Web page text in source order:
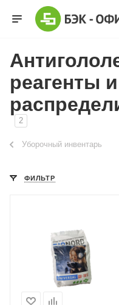
реагенты и
2
Уборочный инвентарь
ФИЛЬТР